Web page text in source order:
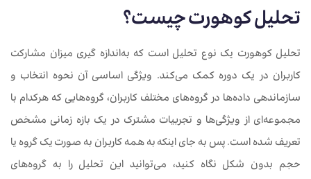
تحلیل کوهورت چیست؟
تحلیل کوهورت یک نوع تحلیل است که به‌اندازه گیری میزان مشارکت
کاربران در یک دوره کمک می‌کند. ویژگی اساسی آن نحوه انتخاب و
سازماندهی داده‌ها در گروه‌های مختلف کاربران، گروه‌هایی که هرکدام با
مجموعه‌ای از ویژگی‌ها و تجربیات مشترک در یک بازه زمانی مشخص
تعریف شده است. پس به جای اینکه به همه کاربران به صورت یک گروه یا
حجم بدون شکل نگاه کنید، می‌توانید این تحلیل را به گروه‌های